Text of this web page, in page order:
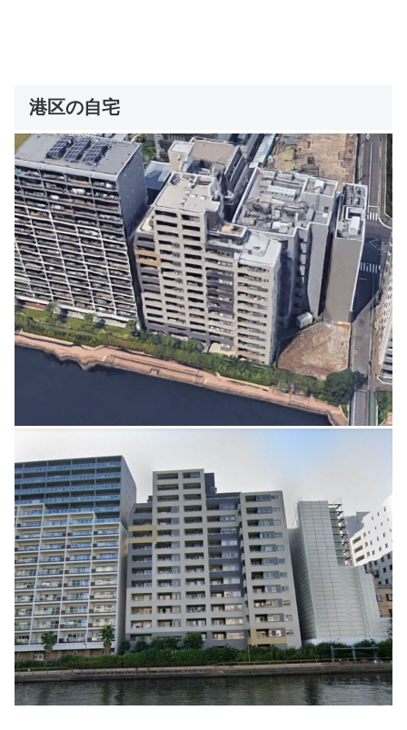
港区の自宅